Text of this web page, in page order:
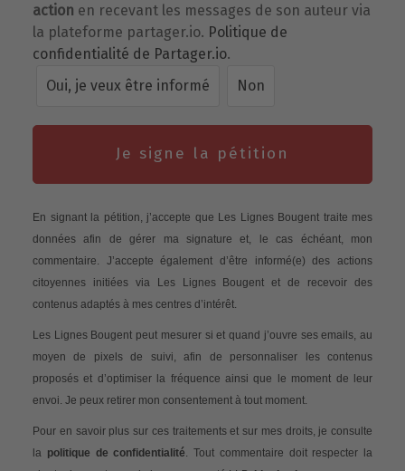
action en recevant les messages de son auteur via
la plateforme partager.io. Politique de
confidentialité de Partager.io.
Oui, je veux être informé
Non
Je signe la pétition
En signant la pétition, j’accepte que Les Lignes Bougent traite mes
données afin de gérer ma signature et, le cas échéant, mon
commentaire. J’accepte également d’être informé(e) des actions
citoyennes initiées via Les Lignes Bougent et de recevoir des
contenus adaptés à mes centres d’intérêt.
Les Lignes Bougent peut mesurer si et quand j’ouvre ses emails, au
moyen de pixels de suivi, afin de personnaliser les contenus
proposés et d’optimiser la fréquence ainsi que le moment de leur
envoi. Je peux retirer mon consentement à tout moment.
Pour en savoir plus sur ces traitements et sur mes droits, je consulte
la politique de confidentialité. Tout commentaire doit respecter la